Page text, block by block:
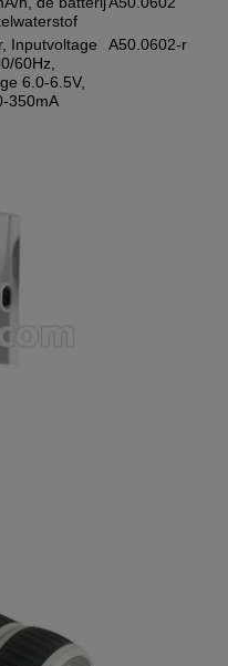
Inputvoltage
60Hz,
6.0-6.5V,
350mA
A50.0602-r